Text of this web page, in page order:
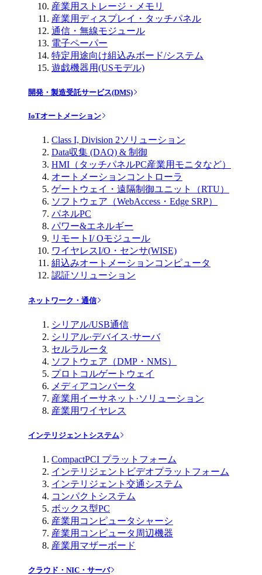
産業用ストレージ・メモリ
産業用ディスプレイ・タッチパネル
通信・無線モジュール
電子ペーパー
特定用途向け組込みボード/システム
遊戯機器用(USモデル)
開発・製造受託サービス(DMS)
IoTオートメーション
Class I, Division 2ソリューション
Data収集 (DAQ) & 制御
HMI（タッチパネルPC産業用モニタなど）
オートメーションコントローラ
ゲートウェイ・遠隔制御ユニット（RTU）
ソフトウェア（WebAccess・Edge SRP）
パネルPC
パワー&エネルギー
リモートI/ Oモジュール
ワイヤレスI/O・センサ(WISE)
組込みオートメーションコンピュータ
認証ソリューション
ネットワーク・通信
シリアル/USB通信
シリアル·デバイス·サーバ
セルラルータ
ソフトウェア（DMP・NMS）
プロトコルゲートウェイ
メディアコンバータ
産業用イーサネット·ソリューション
産業用ワイヤレス
インテリジェントシステム
CompactPCI プラットフォーム
インテリジェントビデオプラットフォーム
インテリジェント交通システム
コンパクトシステム
ボックス型PC
産業用コンピュータシャーシ
産業用コンピュータ周辺機器
産業用マザーボード
クラウド・NIC・サーバ